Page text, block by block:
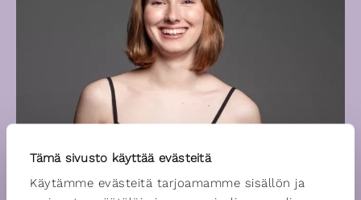
Tämä sivusto käyttää evästeitä
Käytämme evästeitä tarjoamamme sisällön ja